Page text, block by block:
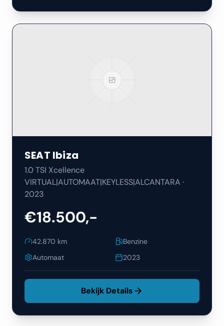
SEAT Ibiza
1.0 TSI Xcellence
VIRTUAL|AUTOMAAT|KEYLESS|ALCANTARA ·
2023
€18.500,-
42.870 km
Benzine
Automaat
2023
Bekijk Details